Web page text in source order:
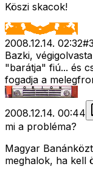
Köszi skacok!
2008.12.14. 02:32#
Bazki,
"barátja" fiú... és
fogadja a
2008.12.14. 00:44
mi a probléma?
Magyar
meghalok, ha kell